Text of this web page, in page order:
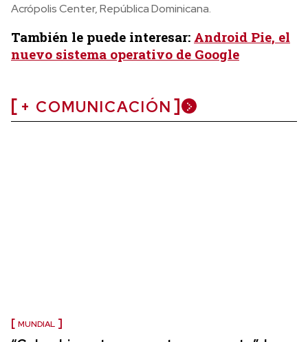
Acrópolis Center, República Dominicana.
También le puede interesar: Android Pie, el
nuevo sistema operativo de Google
+ COMUNICACIÓN
MUNDIAL